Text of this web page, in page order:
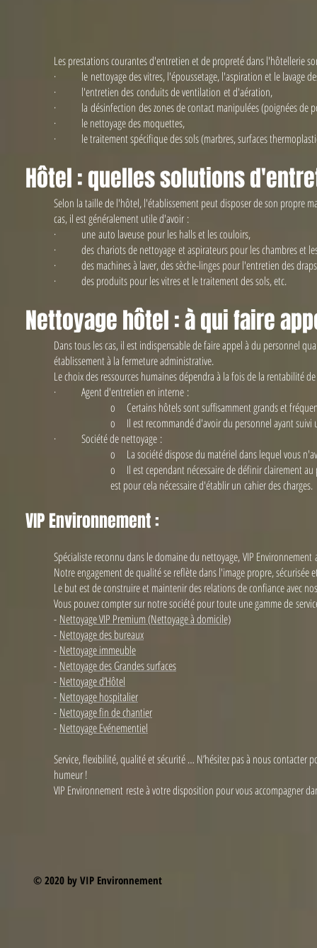
Les prestations courantes d'entretien et de propreté dans l'hôtellerie
· le nettoyage des vitres, l'époussetage, l'aspiration et le lavage
· l'entretien des conduits de ventilation et d'aération,
· la désinfection des zones de contact manipulées (poignées de
· le nettoyage des moquettes,
· le traitement spécifique des sols (marbres, surfaces
Hôtel : quelles solutions
Selon la taille de l'hôtel, l'établissement peut disposer de son propre
cas, il est généralement utile d'avoir :
· une auto laveuse pour les halls et les couloirs,
· des chariots de nettoyage et aspirateurs pour les chambres et
· des machines à laver, des sèche-linges pour l'entretien des draps
· des produits pour les vitres et le traitement des sols, etc.
Nettoyage hôtel : à qui faire
Dans tous les cas, il est indispensable de faire appel à du personnel
établissement à la fermeture administrative.
Le choix des ressources humaines dépendra à la fois de la rentabilité
· Agent d'entretien en interne :
o Certains hôtels sont suffisamment grands et
o Il est recommandé d'avoir du personnel ayant suivi
· Société de nettoyage :
o La société dispose du matériel dans lequel vous
o Il est cependant nécessaire de définir clairement au
est pour cela nécessaire d'établir un cahier des charges.
VIP Environnement :
Spécialiste reconnu dans le domaine du nettoyage, VIP
Notre engagement de qualité se reflète dans l'image propre, sécurisée
Le but est de construire et maintenir des relations de confiance avec
Vous pouvez compter sur notre société pour toute une gamme de
- Nettoyage VIP Premium (Nettoyage à domicile)
- Nettoyage des bureaux
- Nettoyage immeuble
- Nettoyage des Grandes surfaces
- Nettoyage d’Hôtel
- Nettoyage hospitalier
- Nettoyage fin de chantier
- Nettoyage Evénementiel
Service, flexibilité, qualité et sécurité … N’hésitez pas à nous
humeur !
VIP Environnement reste à votre disposition pour vous accompagner
© 2020 by VIP Environnement